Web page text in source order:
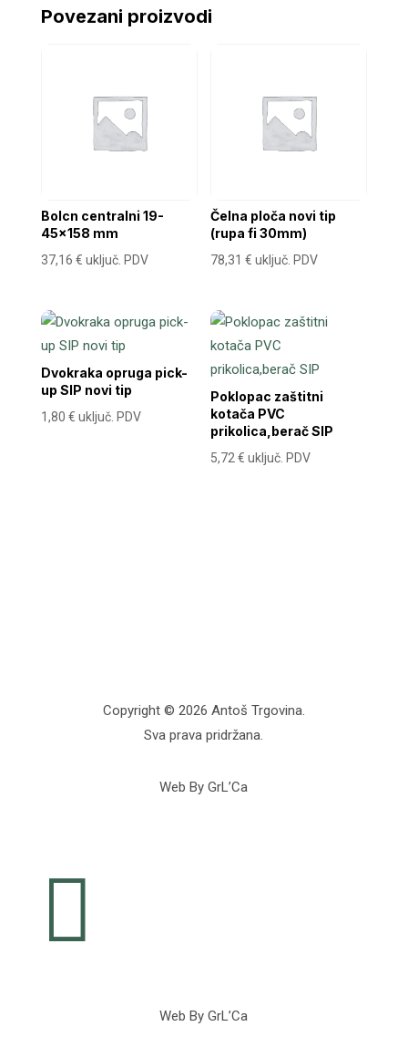
Povezani proizvodi
Bolcn centralni 19-
45×158 mm
37,16 € uključ. PDV
Čelna ploča novi tip
(rupa fi 30mm)
78,31€ uključ. PDV
Dvokraka opruga pick-
up SIP novi tip
1,80 € uključ. PDV
Poklopac zaštitni
kotača PVC
prikolica,berač SIP
5,72€ uključ. PDV
Copyright © 2026 Antoš Trgovina.
Sva prava pridržana.
Web By GrL’Ca

Web By GrL’Ca